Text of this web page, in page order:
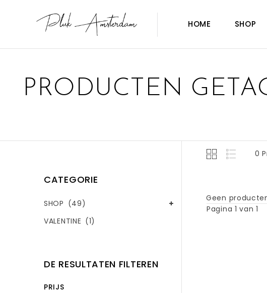
HOME SHOP
PRODUCTEN
CATEGORIE
SHOP (49)
VALENTINE (1)
DE RESULTATEN FILTEREN
PRIJS
0
Geen
Pagina 1 van 1